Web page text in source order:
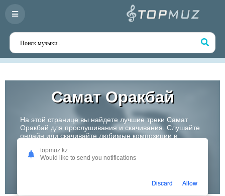
Самат Оракбай
На этой странице вы найдете лучшие треки Самат
Оракбай для прослушивания и скачивания. Слушайте
онлайн или скачивайте любимые композиции в
одного из самых перспективных артистов Казахстана!
topmuz.kz
Would like to send you notifications
Discard Allow